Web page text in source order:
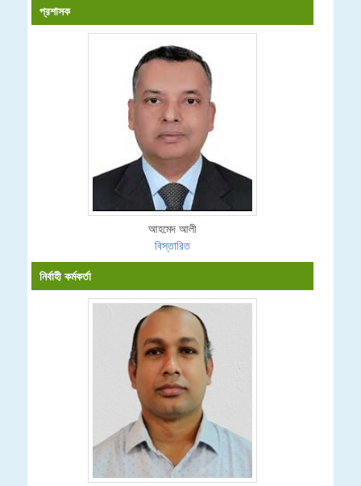
প্রশাসক
আহমেদ আলী
বিস্তারিত
নির্বাহী কর্মকর্তা